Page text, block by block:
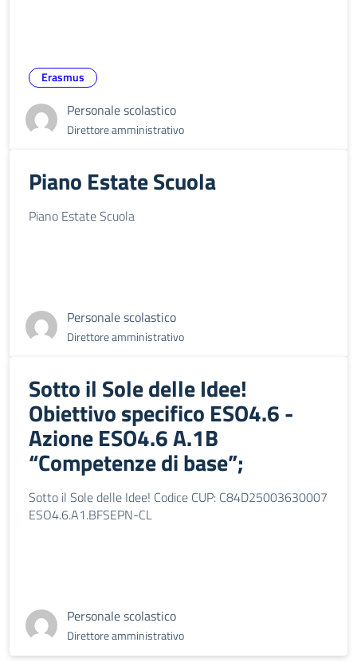
Erasmus
Personale scolastico
Direttore amministrativo
Piano Estate Scuola
Piano Estate Scuola
Personale scolastico
Direttore amministrativo
Sotto il Sole delle Idee!
Obiettivo specifico ESO4.6 -
Azione ESO4.6 A.1B
“Competenze di base”;
Sotto il Sole delle Idee! Codice CUP: C84D25003630007
ESO4.6.A1.BFSEPN-CL
Personale scolastico
Direttore amministrativo